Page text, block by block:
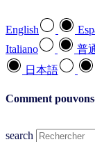
English
Italiano
普
日本語
Comment
search